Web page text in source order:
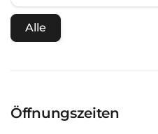
Alle
Öffnungszeiten